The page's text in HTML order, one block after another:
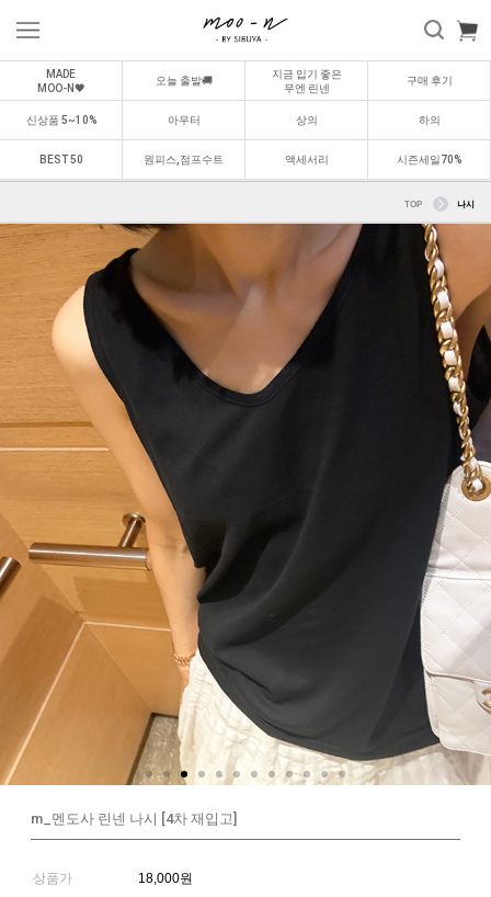
MADE
MOO-N🖤
오늘 출발🚚
지금 입기 좋은
무엔 린넨
구매 후기
신상품 5~10% 아우터 상의 하의
BEST 50 원피스,점프수트 액세서리 시즌세일70%
TOP 나시
m_멘도사 린넨 나시 [4차 재입고]
상품가 18,000원